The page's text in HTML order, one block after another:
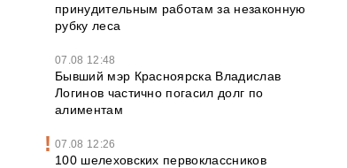
принудительным работам за незаконную
рубку леса
07.08 12:48
Бывший мэр Красноярска Владислав
Логинов частично погасил долг по
алиментам
07.08 12:26
100 шелеховских первоклассников